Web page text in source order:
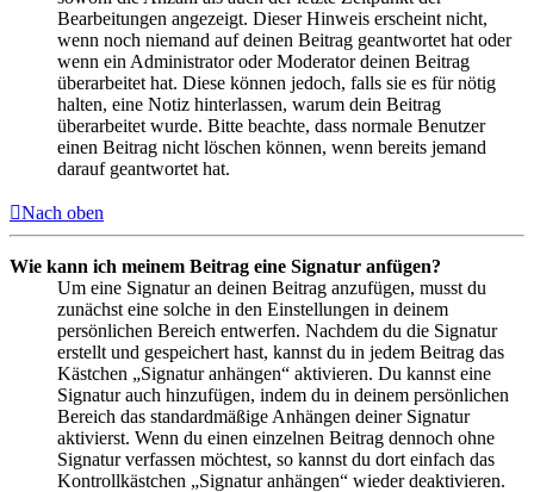
Bearbeitungen angezeigt. Dieser Hinweis erscheint nicht,
wenn noch niemand auf deinen Beitrag geantwortet hat oder
wenn ein Administrator oder Moderator deinen Beitrag
überarbeitet hat. Diese können jedoch, falls sie es für nötig
halten, eine Notiz hinterlassen, warum dein Beitrag
überarbeitet wurde. Bitte beachte, dass normale Benutzer
einen Beitrag nicht löschen können, wenn bereits jemand
darauf geantwortet hat.
Nach oben
Wie kann ich meinem Beitrag eine Signatur anfügen?
Um eine Signatur an deinen Beitrag anzufügen, musst du
zunächst eine solche in den Einstellungen in deinem
persönlichen Bereich entwerfen. Nachdem du die Signatur
erstellt und gespeichert hast, kannst du in jedem Beitrag das
Kästchen „Signatur anhängen“ aktivieren. Du kannst eine
Signatur auch hinzufügen, indem du in deinem persönlichen
Bereich das standardmäßige Anhängen deiner Signatur
aktivierst. Wenn du einen einzelnen Beitrag dennoch ohne
Signatur verfassen möchtest, so kannst du dort einfach das
Kontrollkästchen „Signatur anhängen“ wieder deaktivieren.